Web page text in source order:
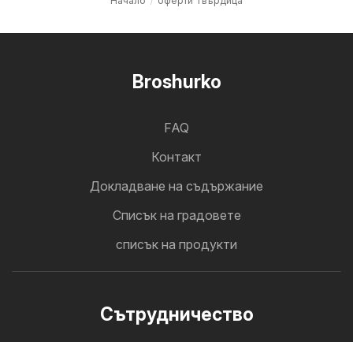
Broshurko
FAQ
Контакт
Докладване на съдържание
Cписък на градовете
списък на продукти
Cътрудничество